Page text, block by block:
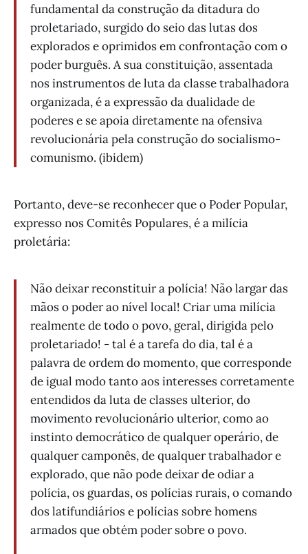
fundamental da construção da ditadura do
proletariado, surgido do seio das lutas dos
explorados e oprimidos em confrontação com o
poder burguês. A sua constituição, assentada
nos instrumentos de luta da classe trabalhadora
organizada, é a expressão da dualidade de
poderes e se apoia diretamente na ofensiva
revolucionária pela construção do socialismo-
comunismo. (ibidem)
Portanto, deve-se reconhecer que o Poder Popular,
expresso nos Comitês Populares, é a milícia
proletária:
Não deixar reconstituir a polícia! Não largar das
mãos o poder ao nível local! Criar uma milícia
realmente de todo o povo, geral, dirigida pelo
proletariado! - tal é a tarefa do dia, tal é a
palavra de ordem do momento, que corresponde
de igual modo tanto aos interesses corretamente
entendidos da luta de classes ulterior, do
movimento revolucionário ulterior, como ao
instinto democrático de qualquer operário, de
qualquer camponês, de qualquer trabalhador e
explorado, que não pode deixar de odiar a
polícia, os guardas, os polícias rurais, o comando
dos latifundiários e polícias sobre homens
armados que obtém poder sobre o povo.